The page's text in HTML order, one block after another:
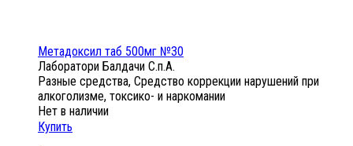
Метадоксил таб 500мг №30
Лаборатори Балдачи С.п.А.
Разные средства, Средство коррекции нарушений при
алкоголизме, токсико- и наркомании
Нет в наличии
Купить